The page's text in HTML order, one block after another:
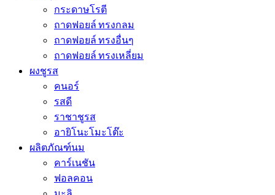
กระดาษโรตี
ถาดฟอยล์ ทรงกลม
ถาดฟอยล์ ทรงอื่นๆ
ถาดฟอยล์ ทรงเหลี่ยม
ผงชูรส
คนอร์
รสดี
ราชาชูรส
อายิโนะโมะโต๊ะ
ผลิตภัณฑ์นม
คาร์เนชัน
ฟอลคอน